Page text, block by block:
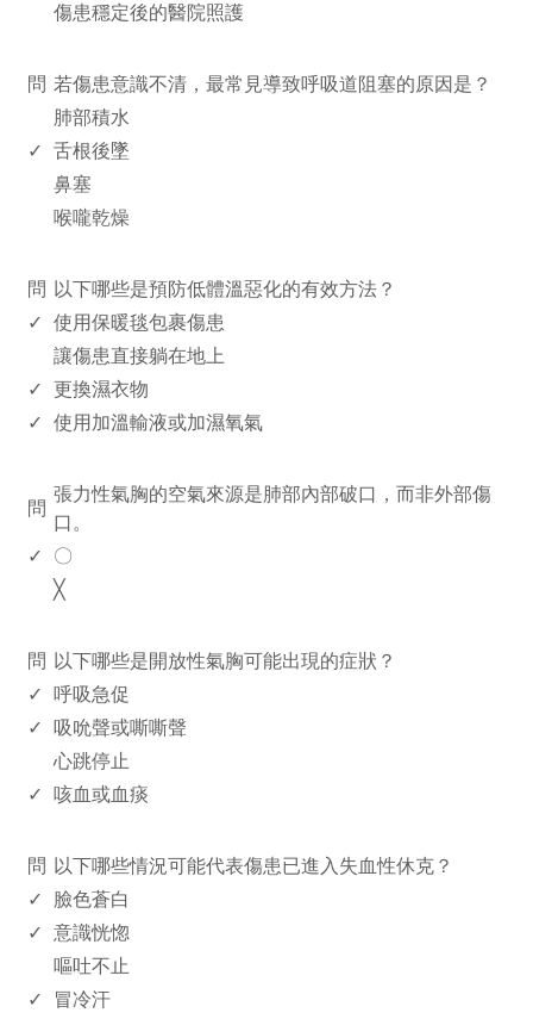
傷患穩定後的醫院照護
問 若傷患意識不清，最常見導致呼吸道阻塞的原因是？
肺部積水
✓ 舌根後墜
鼻塞
喉嚨乾燥
問 以下哪些是預防低體溫惡化的有效方法？
✓ 使用保暖毯包裹傷患
讓傷患直接躺在地上
✓ 更換濕衣物
✓ 使用加溫輸液或加濕氧氣
問
張力性氣胸的空氣來源是肺部內部破口，而非外部傷
口。
✓
〇
╳
問 以下哪些是開放性氣胸可能出現的症狀？
✓ 呼吸急促
✓ 吸吮聲或嘶嘶聲
心跳停止
✓ 咳血或血痰
問 以下哪些情況可能代表傷患已進入失血性休克？
✓
臉色蒼白
✓ 意識恍惚
嘔吐不止
✓
冒冷汗